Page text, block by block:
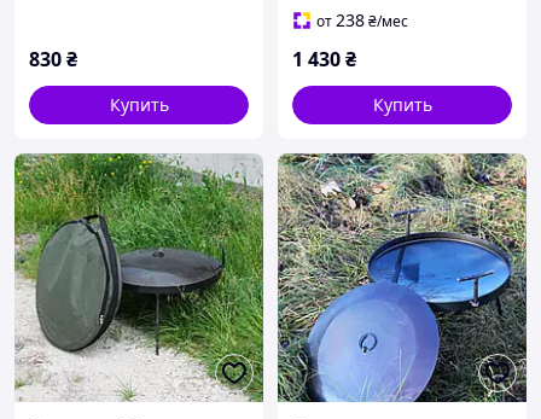
830₴
Купить
от238₴/мес
1 430₴
Купить